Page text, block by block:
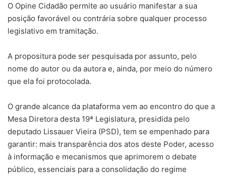
O Opine Cidadão permite ao usuário manifestar a sua
posição favorável ou contrária sobre qualquer processo
legislativo em tramitação.
A propositura pode ser pesquisada por assunto, pelo
nome do autor ou da autora e, ainda, por meio do número
que ela foi protocolada.
O grande alcance da plataforma vem ao encontro do que a
Mesa Diretora desta 19ª Legislatura, presidida pelo
deputado Lissauer Vieira (PSD), tem se empenhado para
garantir: mais transparência dos atos deste Poder, acesso
à informação e mecanismos que aprimorem o debate
público, essenciais para a consolidação do regime